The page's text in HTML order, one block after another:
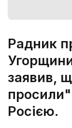
Радник
заявив,
Росією.